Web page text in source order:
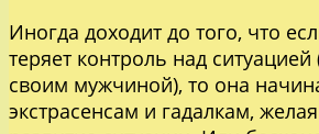
Иногда доходит до того, что
теряет контроль над
своим мужчиной), то она
экстрасенсам и гадалкам,